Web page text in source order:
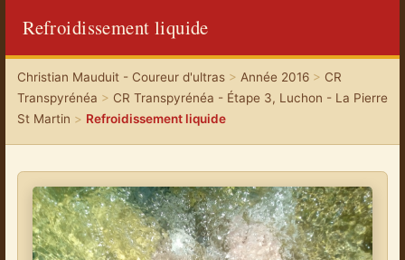
Refroidissement liquide
Christian Mauduit - Coureur d'ultras> Année 2016> CR
Transpyrénéa > CR Transpyrénéa - Étape 3, Luchon - La Pierre
St Martin > Refroidissement liquide